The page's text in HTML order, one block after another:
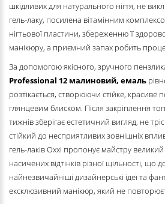
шкідливих для натурального нігтя, не
гель-лаку, посилена вітамінним
нігтьової пластини, збереженню її
манікюру, а приємний запах робить
За допомогою якісного, зручного
Professional 12 малиновий, емаль
розтікається, створюючи стійке, красиве
глянцевим блиском. Після закріплення
тижнів зберігає естетичний вигляд, не
стійкий до несприятливих зовнішніх
гель-лаків Oxxi пропонує майстру
насичених відтінків різної щільності, що
найнезвичайніші дизайнерські ідеї та
ексклюзивний манікюр, який не